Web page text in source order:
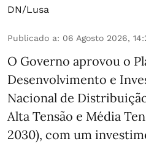
DN/Lusa
Publicado a: 06 Agosto 2026,
O Governo aprovou o
Desenvolvimento e
Nacional de
Alta Tensão e Média
2030), com um